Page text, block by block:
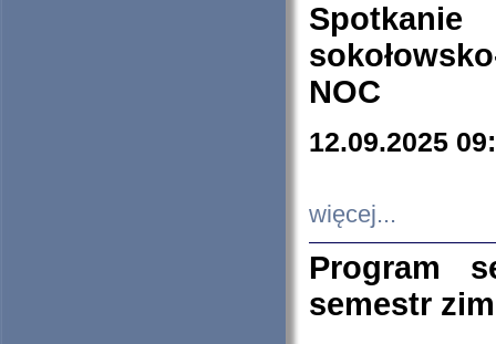
NOC
12.09.2025
więcej...
Program
semestr